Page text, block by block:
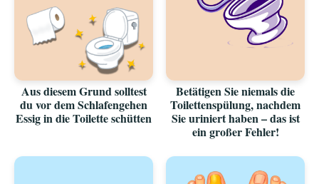
Aus diesem Grund solltest
du vor dem Schlafengehen
Essig in die Toilette schütten
Betätigen Sie niemals die
Toilettenspülung, nachdem
Sie uriniert haben – das ist
ein großer Fehler!